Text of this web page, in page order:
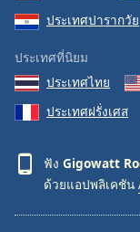
dialog ประเทศปารากวัย
ประเทศที่นิยม
ประเทศไทย
ประเทศฝรั่งเศส
ฟัง Gigowatt
ด้วยแอปพลิเคชัน